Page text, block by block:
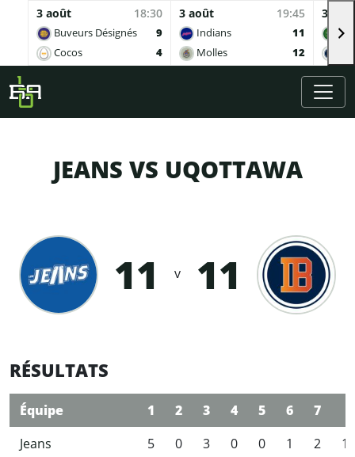
3 août 18:30
Buveurs Désignés
9
Cocos
4
3 août 19:45
Indians
11
Molles
12
3
Skip to main content
JEANS VS UQOTTAWA
11 v 11
RÉSULTATS
Équipe 1 2 3 4 5 6 7
Jeans
5 0 3 0 0 1 2
11